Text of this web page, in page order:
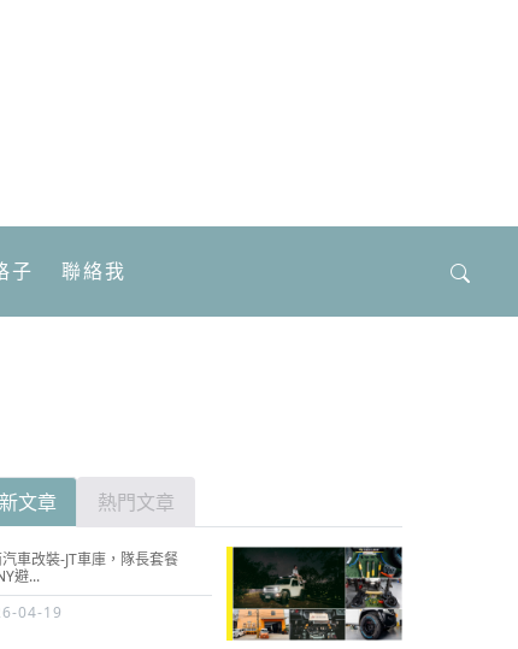
子 聯絡我
尋
文章 熱門文章
車改裝-JT車庫，隊長套餐
避...
04-19